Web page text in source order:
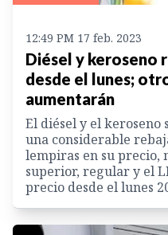
12:49 PM 17 feb. 2023
Diésel y keroseno
desde el lunes;
aumentarán
El diésel y el keroseno
una considerable
lempiras en su precio,
superior, regular y el
precio desde el lunes